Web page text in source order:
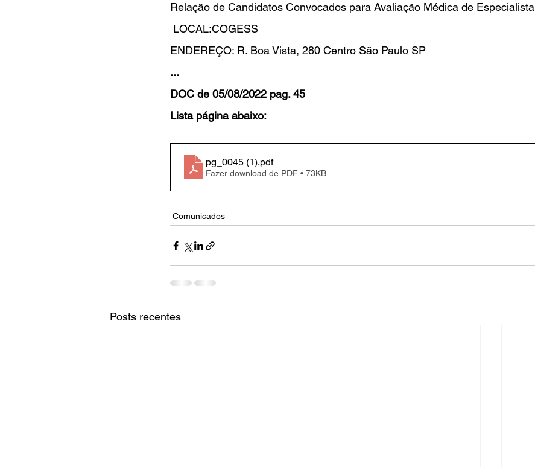
Relação de Candidatos Convocados para Avaliação Médica de Especialista
LOCAL:COGESS
ENDEREÇO: R. Boa Vista, 280 Centro São Paulo SP
...
DOC de 05/08/2022 pag. 45
Lista página abaixo:
pg_0045 (1).pdf
Fazer download de PDF • 73KB
Comunicados
Posts recentes